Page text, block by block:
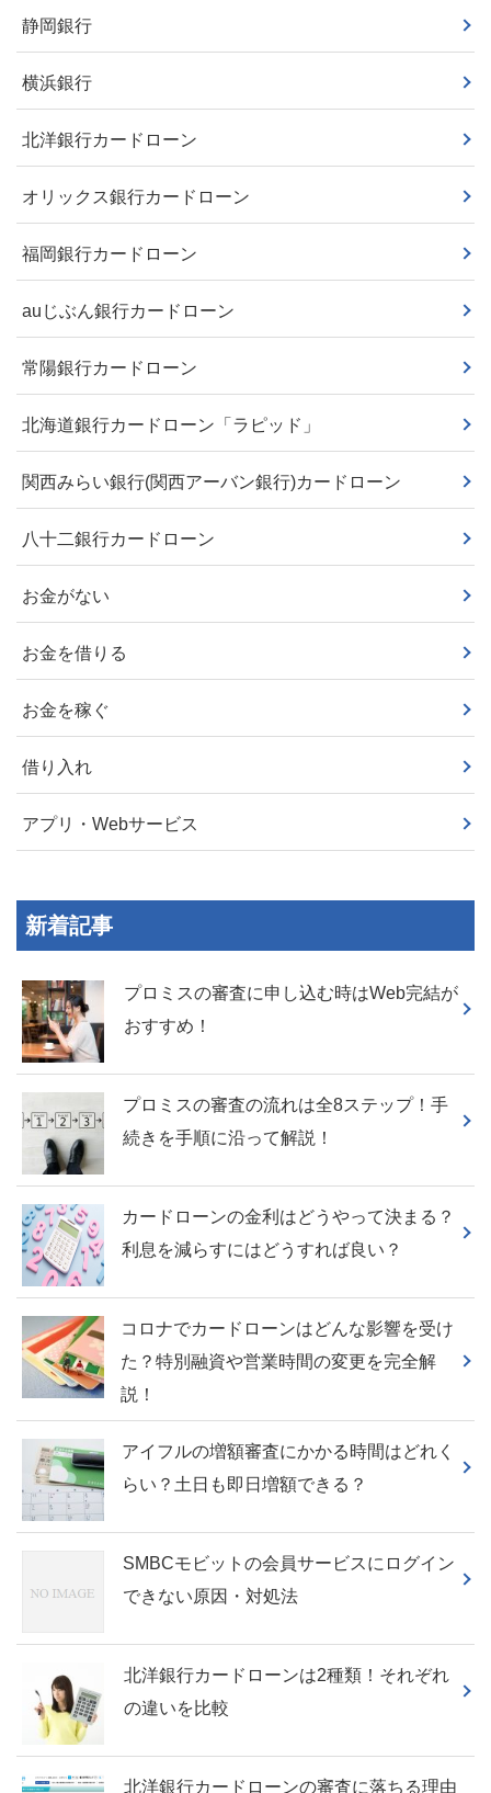
静岡銀行
横浜銀行
北洋銀行カードローン
オリックス銀行カードローン
福岡銀行カードローン
auじぶん銀行カードローン
常陽銀行カードローン
北海道銀行カードローン「ラピッド」
関西みらい銀行(関西アーバン銀行)カードローン
八十二銀行カードローン
お金がない
お金を借りる
お金を稼ぐ
借り入れ
アプリ・Webサービス
新着記事
プロミスの審査に申し込む時はWeb完結が
おすすめ！
プロミスの審査の流れは全8ステップ！手
続きを手順に沿って解説！
カードローンの金利はどうやって決まる？
利息を減らすにはどうすれば良い？
コロナでカードローンはどんな影響を受け
た？特別融資や営業時間の変更を完全解
説！
アイフルの増額審査にかかる時間はどれく
らい？土日も即日増額できる？
SMBCモビットの会員サービスにログイン
できない原因・対処法
北洋銀行カードローンは2種類！それぞれ
の違いを比較
北洋銀行カードローンの審査に落ちる理由